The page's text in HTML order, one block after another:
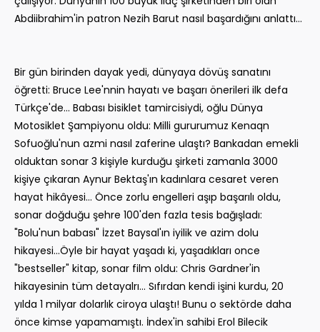
Abdiibrahim'in patron Nezih Barut nasıl başardığını anlattı…
Bir gün birinden dayak yedi, dünyaya dövüş sanatını
öğretti: Bruce Lee'nnin hayatı ve başarı önerileri ilk defa
Türkçe'de… Babası bisiklet tamircisiydi, oğlu Dünya
Motosiklet Şampiyonu oldu: Milli gururumuz Kenaqn
Sofuoğlu'nun azmi nasıl zaferine ulaştı? Bankadan emekli
olduktan sonar 3 kişiyle kurduğu şirketi zamanla 3000
kişiye çıkaran Aynur Bektaş'ın kadınlara cesaret veren
hayat hikâyesi… Önce zorlu engelleri aşıp başarılı oldu,
sonar doğduğu şehre 100'den fazla tesis bağışladı:
"Bolu'nun babası" İzzet Baysal'ın iyilik ve azim dolu
hikayesi…Öyle bir hayat yaşadı ki, yaşadıkları once
"bestseller" kitap, sonar film oldu: Chris Gardner'in
hikayesinin tüm detayalrı… Sıfırdan kendi işini kurdu, 20
yılda 1 milyar dolarlık ciroya ulaştı! Bunu o sektörde daha
önce kimse yapamamıştı. İndex'in sahibi Erol Bilecik